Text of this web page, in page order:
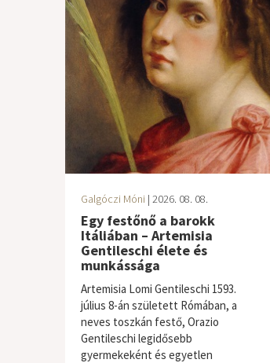
Galgóczi Móni | 2026. 08. 08.
Egy festőnő a barokk
Itáliában – Artemisia
Gentileschi élete és
munkássága
Artemisia Lomi Gentileschi 1593.
július 8-án született Rómában, a
neves toszkán festő, Orazio
Gentileschi legidősebb
gyermekeként és egyetlen